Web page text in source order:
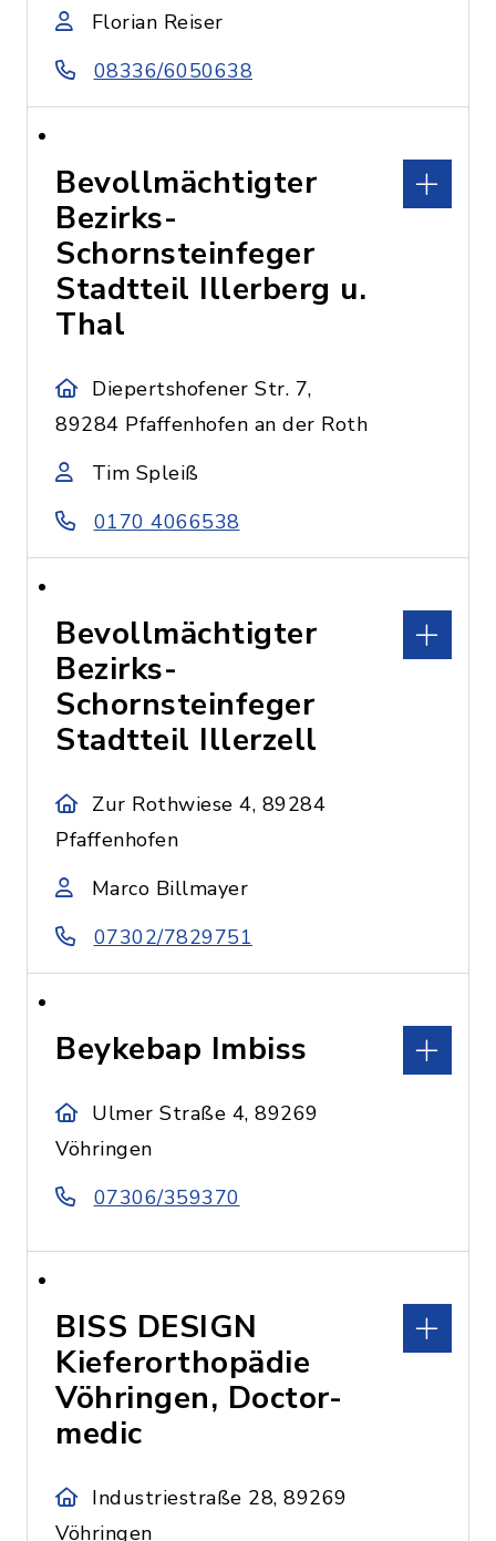
Florian Reiser
08336/6050638
Bevollmächtigter
Bezirks-
Schornsteinfeger
Stadtteil Illerberg u.
Thal
Diepertshofener Str. 7,
89284 Pfaffenhofen an der Roth
Tim Spleiß
0170 4066538
Bevollmächtigter
Bezirks-
Schornsteinfeger
Stadtteil Illerzell
Zur Rothwiese 4, 89284
Pfaffenhofen
Marco Billmayer
07302/7829751
Beykebap Imbiss
Ulmer Straße 4, 89269
Vöhringen
07306/359370
BISS DESIGN
Kieferorthopädie
Vöhringen, Doctor-
medic
Industriestraße 28, 89269
Vöhringen